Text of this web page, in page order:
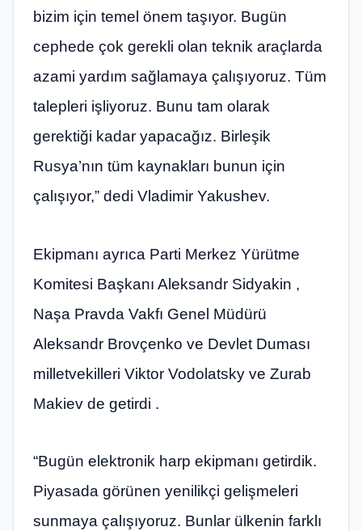
bizim için temel önem taşıyor. Bugün
cephede çok gerekli olan teknik araçlarda
azami yardım sağlamaya çalışıyoruz. Tüm
talepleri işliyoruz. Bunu tam olarak
gerektiği kadar yapacağız. Birleşik
Rusya’nın tüm kaynakları bunun için
çalışıyor,” dedi Vladimir Yakushev.
Ekipmanı ayrıca Parti Merkez Yürütme
Komitesi Başkanı Aleksandr Sidyakin ,
Naşa Pravda Vakfı Genel Müdürü
Aleksandr Brovçenko ve Devlet Duması
milletvekilleri Viktor Vodolatsky ve Zurab
Makiev de getirdi .
“Bugün elektronik harp ekipmanı getirdik.
Piyasada görünen yenilikçi gelişmeleri
sunmaya çalışıyoruz. Bunlar ülkenin farklı